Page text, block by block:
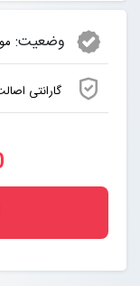
ورود به سایت
وضعیت:
گارانتی